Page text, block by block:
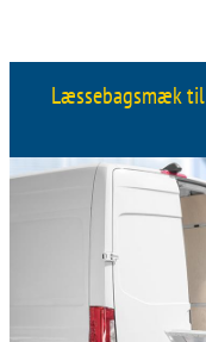
Læssebagsmæk til